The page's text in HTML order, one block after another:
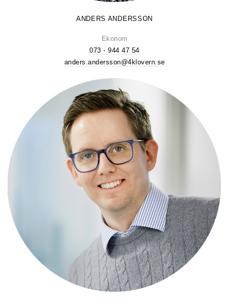
ANDERS ANDERSSON
Ekonom
073 - 944 47 54
anders.andersson@4klovern.se